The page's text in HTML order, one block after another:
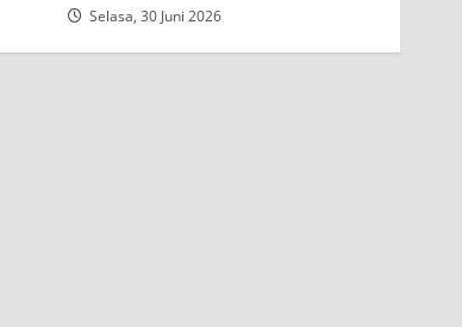
Selasa, 30 Juni 2026